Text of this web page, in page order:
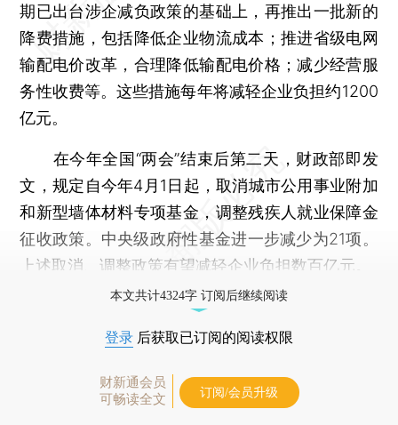
期已出台涉企减负政策的基础上，再推出一批新的
降费措施，包括降低企业物流成本；推进省级电网
输配电价改革，合理降低输配电价格；减少经营服
务性收费等。这些措施每年将减轻企业负担约1200
亿元。
在今年全国“两会”结束后第二天，财政部即发
文，规定自今年4月1日起，取消城市公用事业附加
和新型墙体材料专项基金，调整残疾人就业保障金
征收政策。中央级政府性基金进一步减少为21项。
上述取消、调整政策有望减轻企业负担数百亿元。
本文共计4324字 订阅后继续阅读
登录 后获取已订阅的阅读权限
财新通会员
可畅读全文
订阅/会员升级